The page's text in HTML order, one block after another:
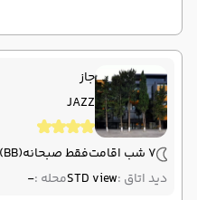
جاز
JAZZ
7 شب اقامت فقط صبحانه(BB)
دید اتاق :STD viewمحله :-